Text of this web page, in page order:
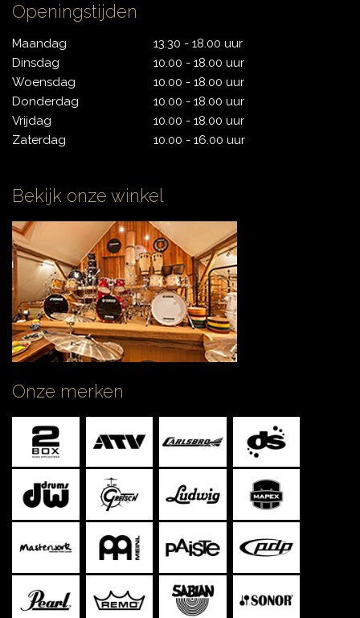
PERCUSSIE
ACCESSOIRES
ONLINE SALE
CONTACT
Openingstijden
Maandag
Dinsdag
Woensdag
Donderdag
Vrijdag
Zaterdag
13.30 - 18.00 uur
10.00 - 18.00 uur
10.00 - 18.00 uur
10.00 - 18.00 uur
10.00 - 18.00 uur
10.00 - 16.00 uur
Bekijk onze winkel
Onze merken